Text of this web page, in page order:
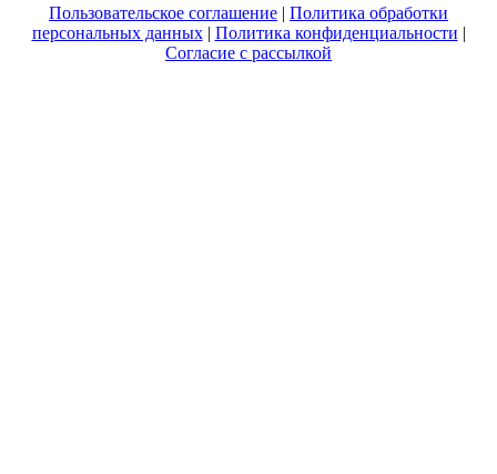
Пользовательское соглашение | Политика обработки
персональных данных| Политика конфиденциальности |
Согласие с рассылкой